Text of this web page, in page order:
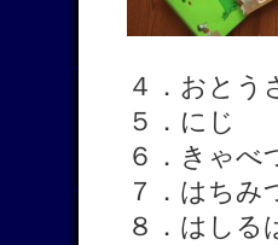
４．おとう
５．にじ
６．きゃべ
７．はちみ
８．はしる